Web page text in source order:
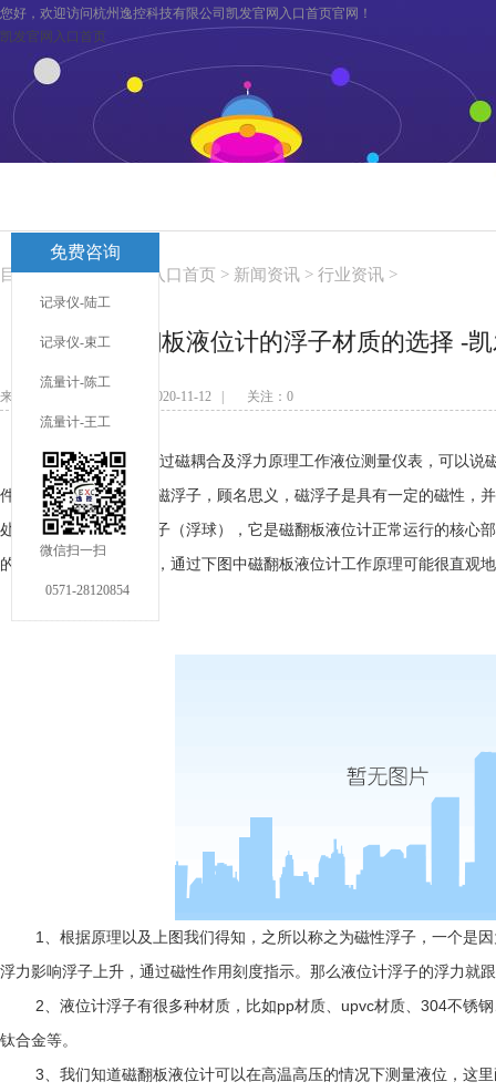
您好，欢迎访问杭州逸控科技有限公司凯发官网入口首页官网！
凯发官网入口首页
联系凯发官网入口首页 服务与支持
目前您在：凯发官网入口首页 > 新闻资讯 > 行业资讯 >
磁翻板液位计的浮子材质的选择 -
来源：未知 发布日期：2020-11-12 | 关注： 0
磁翻板液位计
是通过磁耦合及浮力原理工作液位测量仪表，可以
件则是测量管内腔中的磁浮子，顾名思义，磁浮子是具有一定的磁性，
处于漂浮状态的金属浮子（浮球），它是磁翻板液位计正常运行的核心
的，又是如何工作的呢，通过下图中磁翻板液位计工作原理可能很直观
1、根据原理以及上图我们得知，之所以称之为磁性浮子，一个是因
浮力影响浮子上升，通过磁性作用刻度指示。那么液位计浮子的浮力就
2 、液位计浮子有很多种材质，比如pp材质、 upvc材质、 304不锈
钛合金等。
3 、我们知道磁翻板液位计可以在高温高压的情况下测量液位，这
免费咨询
记录仪-陆工
记录仪-束工
流量计-陈工
流量计-王工
微信扫一扫
0571-28120854